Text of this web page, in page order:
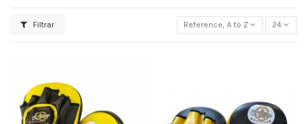
Filtrar Reference, A to Z 24